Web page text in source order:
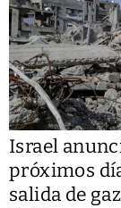
Israel
próximos
salida de